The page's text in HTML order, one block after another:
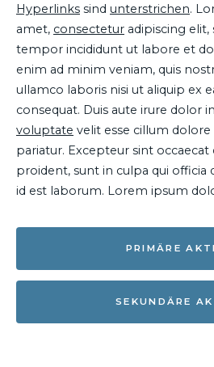
Hyperlinks sind unterstrichen.
amet, consectetur adipiscing elit,
tempor incididunt ut labore et
enim ad minim veniam, quis
ullamco laboris nisi ut aliquip ex
consequat. Duis aute irure dolor
voluptate velit esse cillum dolore
pariatur. Excepteur sint
proident, sunt in culpa qui
id est laborum. Lorem ipsum
PRIMÄRE
SEKUNDÄRE